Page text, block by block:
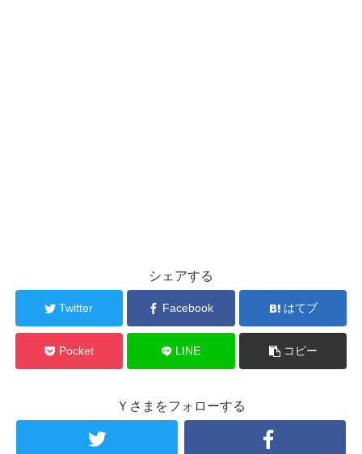
シェアする
Twitter Facebook はてブ
Pocket LINE コピー
Ｙさまをフォローする